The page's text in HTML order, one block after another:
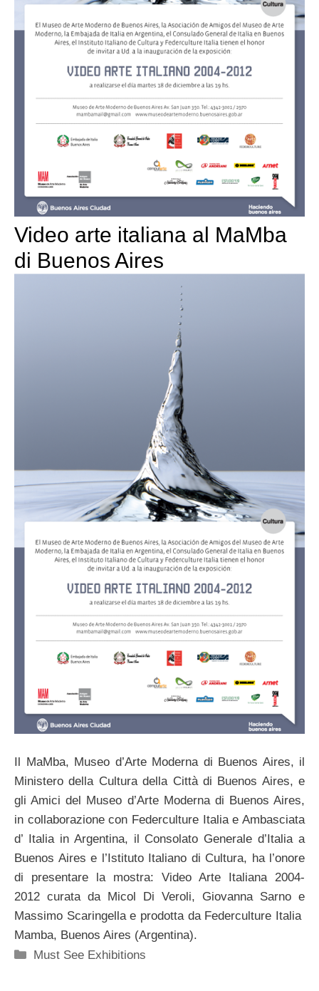
Video arte italiana al MaMba
di Buenos Aires
Il MaMba, Museo d’Arte Moderna di Buenos Aires, il
Ministero della Cultura della Città di Buenos Aires, e
gli Amici del Museo d’Arte Moderna di Buenos Aires,
in collaborazione con Federculture Italia e Ambasciata
d’ Italia in Argentina, il Consolato Generale d’Italia a
Buenos Aires e l’Istituto Italiano di Cultura, ha l’onore
di presentare la mostra: Video Arte Italiana 2004-
2012 curata da Micol Di Veroli, Giovanna Sarno e
Massimo Scaringella e prodotta da Federculture Italia
Mamba, Buenos Aires (Argentina).
Categorie
Must See Exhibitions